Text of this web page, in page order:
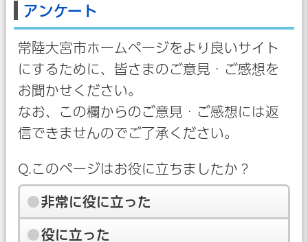
アンケート
常陸大宮市ホームページをより良いサイト
にするために、皆さまのご意見・ご感想を
お聞かせください。
なお、この欄からのご意見・ご感想には返
信できませんのでご了承ください。
Q.このページはお役に立ちましたか？
非常に役に立った
役に立った